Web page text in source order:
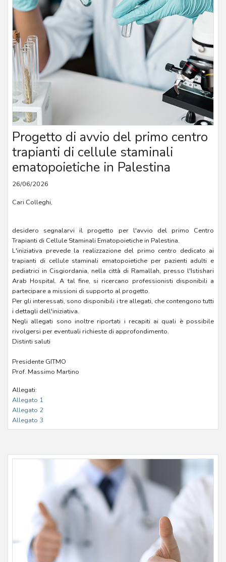
Progetto di avvio del primo centro
trapianti di cellule staminali
ematopoietiche in Palestina
26/06/2026
Cari Colleghi,
desidero segnalarvi il progetto per l'avvio del primo Centro
Trapianti di Cellule Staminali Ematopoietiche in Palestina.
L'iniziativa prevede la realizzazione del primo centro dedicato ai
trapianti di cellule staminali ematopoietiche per pazienti adulti e
pediatrici in Cisgiordania, nella città di Ramallah, presso l'Istishari
Arab Hospital. A tal fine, si ricercano professionisti disponibili a
partecipare a missioni di supporto al progetto.
Per gli interessati, sono disponibili i tre allegati, che contengono tutti
i dettagli dell'iniziativa.
Negli allegati sono inoltre riportati i recapiti ai quali è possibile
rivolgersi per eventuali richieste di approfondimento.
Distinti saluti
Presidente GITMO
Prof. Massimo Martino
Allegati:
Allegato 1
Allegato 2
Allegato 3